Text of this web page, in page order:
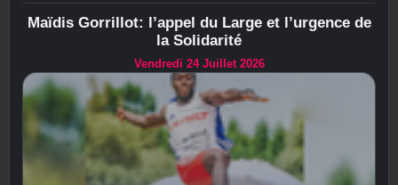
Maïdis Gorrillot: l’appel du Large et l’urgence de
la Solidarité
Vendredi 24 Juillet 2026